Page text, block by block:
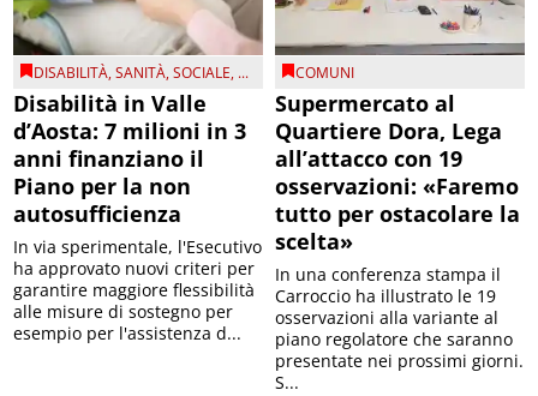
DISABILITÀ,SANITÀ,SOCIALE, ...
Disabilità in Valle
d’Aosta: 7 milioni in 3
anni finanziano il
Piano per la non
autosufficienza
In via sperimentale, l'Esecutivo
ha approvato nuovi criteri per
garantire maggiore flessibilità
alle misure di sostegno per
esempio per l'assistenza d...
COMUNI
Supermercato al
Quartiere Dora, Lega
all’attacco con 19
osservazioni: «Faremo
tutto per ostacolare la
scelta»
In una conferenza stampa il
Carroccio ha illustrato le 19
osservazioni alla variante al
piano regolatore che saranno
presentate nei prossimi giorni.
S...